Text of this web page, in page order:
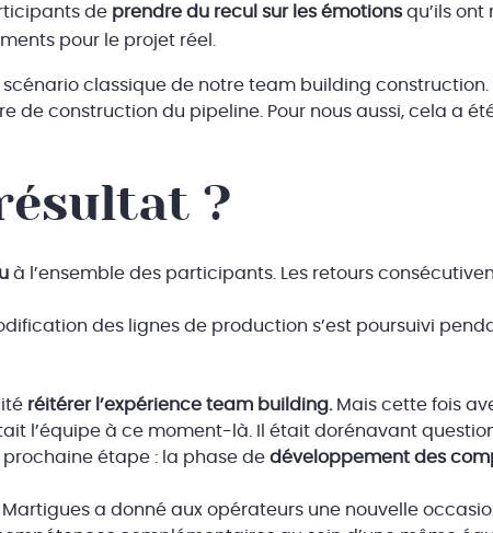
de prendre du recul sur les émotionsqu’ils ont
pour le projet réel.
classique de notre team building
de construction du pipeline. Pour nous aussi, cela a
?
à l’ensemble des participants. Les retours
des lignes de production s’est poursuivi
réitérer l’expérience team building. Mais cette fois
l’équipe à ce moment-là. Il était dorénavant
étape : la phase dedéveloppement des
a donné aux opérateurs une nouvelle